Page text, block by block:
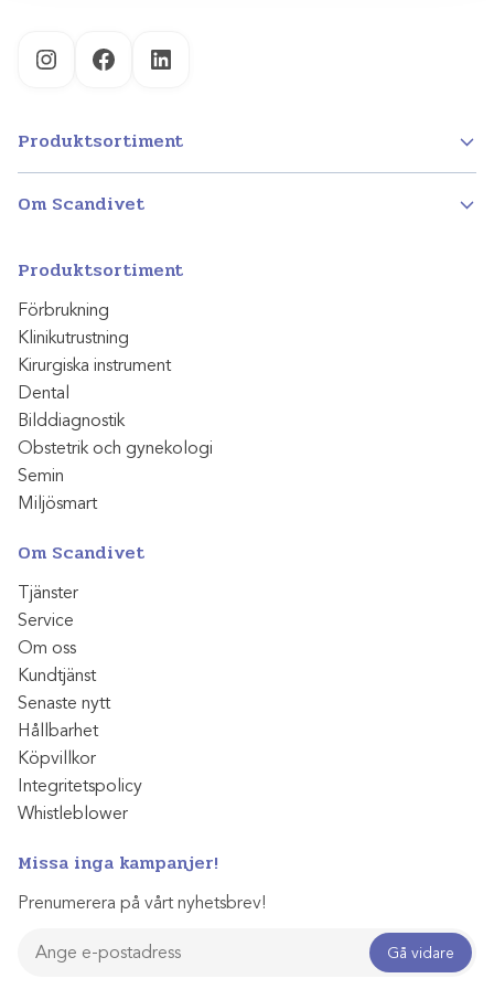
InstagramFacebookLinkedIn
Produktsortiment
Om Scandivet
Produktsortiment
Förbrukning
Klinikutrustning
Kirurgiska instrument
Dental
Bilddiagnostik
Obstetrik och gynekologi
Semin
Miljösmart
Om Scandivet
Tjänster
Service
Om oss
Kundtjänst
Senaste nytt
Hållbarhet
Köpvillkor
Integritetspolicy
Whistleblower
Missa inga kampanjer!
Prenumerera på vårt nyhetsbrev!
Gå vidare